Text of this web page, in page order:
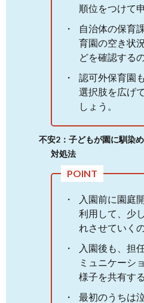
順位をつけて
自治体の保育
育園の空き状
どを確認する
認可外保育園
選択肢を広げ
しょう。
不安2：子どもが園に馴染
対処法
入園前に園庭
利用して、少
れさせていく
入園後も、担
ミュニケーシ
様子を共有す
最初のうちは